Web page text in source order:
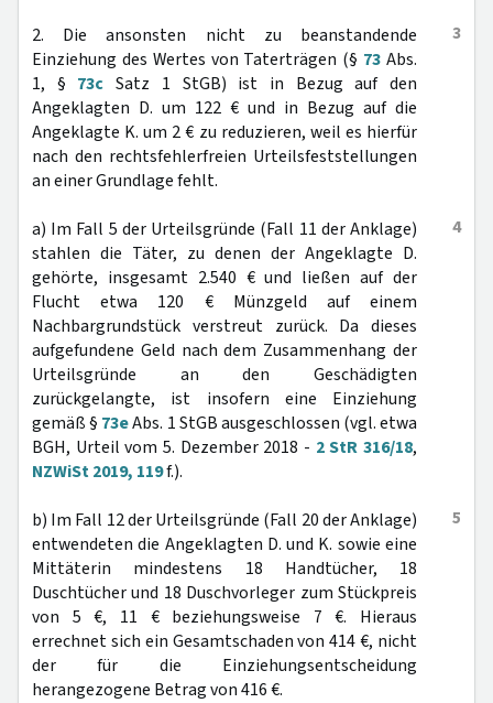
3
2. Die ansonsten nicht zu beanstandende
Einziehung des Wertes von Taterträgen (§ 73 Abs.
1, § 73c Satz 1 StGB) ist in Bezug auf den
Angeklagten D. um 122 € und in Bezug auf die
Angeklagte K. um 2 € zu reduzieren, weil es hierfür
nach den rechtsfehlerfreien Urteilsfeststellungen
an einer Grundlage fehlt.
4
a) Im Fall 5 der Urteilsgründe (Fall 11 der Anklage)
stahlen die Täter, zu denen der Angeklagte D.
gehörte, insgesamt 2.540 € und ließen auf der
Flucht etwa 120 € Münzgeld auf einem
Nachbargrundstück verstreut zurück. Da dieses
aufgefundene Geld nach dem Zusammenhang der
Urteilsgründe an den Geschädigten
zurückgelangte, ist insofern eine Einziehung
gemäß § 73eAbs. 1 StGB ausgeschlossen (vgl. etwa
BGH, Urteil vom 5. Dezember 2018 - 2 StR 316/18,
NZWiSt 2019, 119f.).
5
b) Im Fall 12 der Urteilsgründe (Fall 20 der Anklage)
entwendeten die Angeklagten D. und K. sowie eine
Mittäterin mindestens 18 Handtücher, 18
Duschtücher und 18 Duschvorleger zum Stückpreis
von 5 €, 11 € beziehungsweise 7 €. Hieraus
errechnet sich ein Gesamtschaden von 414 €, nicht
der für die Einziehungsentscheidung
herangezogene Betrag von 416 €.